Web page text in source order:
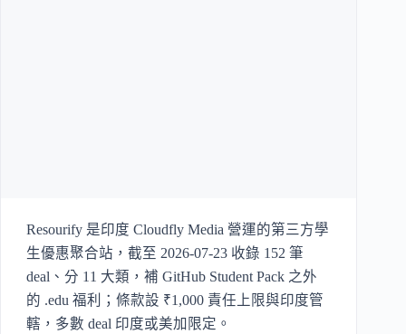
Resourify 是印度 Cloudfly Media 營運的第三方學
生優惠聚合站，截至 2026-07-23 收錄 152 筆
deal、分 11 大類，補 GitHub Student Pack 之外
的 .edu 福利；條款設 ₹1,000 責任上限與印度管
轄，多數 deal 印度或美加限定。